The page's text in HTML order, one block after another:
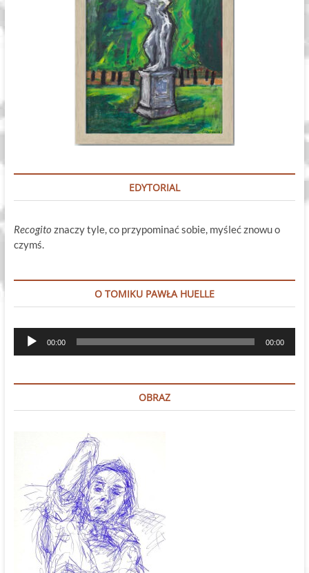
EDYTORIAL
Recogito znaczy tyle, co przypominać sobie, myśleć znowu o
czymś.
O TOMIKU PAWŁA HUELLE
Odtwarzacz
plików
00:00 00:00
OBRAZ